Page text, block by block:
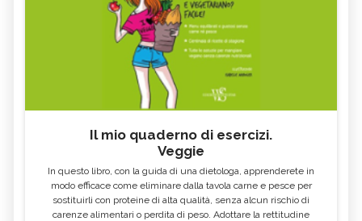
Il mio quaderno di esercizi.
Veggie
In questo libro, con la guida di una dietologa, apprenderete in
modo efficace come eliminare dalla tavola carne e pesce per
sostituirli con proteine di alta qualità, senza alcun rischio di
carenze alimentari o perdita di peso. Adottare la rettitudine